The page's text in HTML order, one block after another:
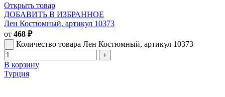
Открыть товар
ДОБАВИТЬ В ИЗБРАННОЕ
Лен Костюмный, артикул 10373
от 468 ₽
Количество товара Лен Костюмный, артикул 10373
В корзину
Турция